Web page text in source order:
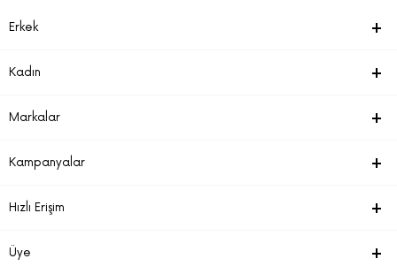
Erkek
Kadın
Markalar
Kampanyalar
Hızlı Erişim
Üye